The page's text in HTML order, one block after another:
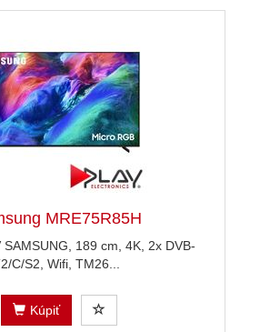
MRE75R85H
SAMSUNG, 189 cm, 4K, 2x DVB-
C/S2, Wifi, TM26...
Kúpiť